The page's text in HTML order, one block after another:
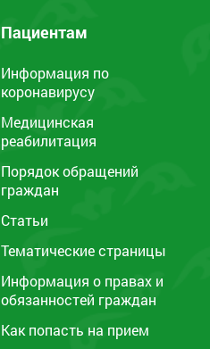
Пациентам
Информация по
коронавирусу
Медицинская
реабилитация
Порядок обращений
граждан
Статьи
Тематические страницы
Информация о правах и
обязанностей граждан
Как попасть на прием